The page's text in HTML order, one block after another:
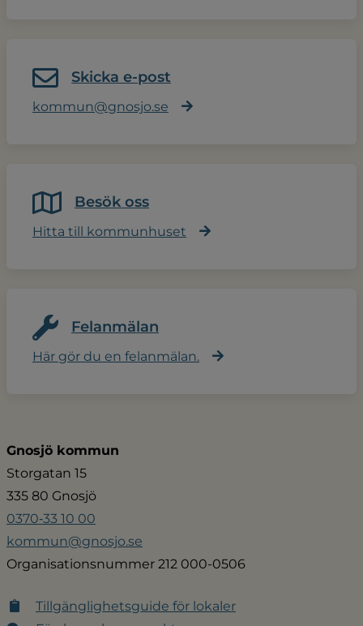
Skicka e-post
kommun@gnosjo.se
Besök oss
Hitta till kommunhuset
Felanmälan
Här gör du en felanmälan.
Gnosjö kommun
Storgatan 15
335 80 Gnosjö
0370‑33 10 00
kommun@gnosjo.se
Organisationsnummer 212 000-0506
Tillgänglighetsguide för lokaler